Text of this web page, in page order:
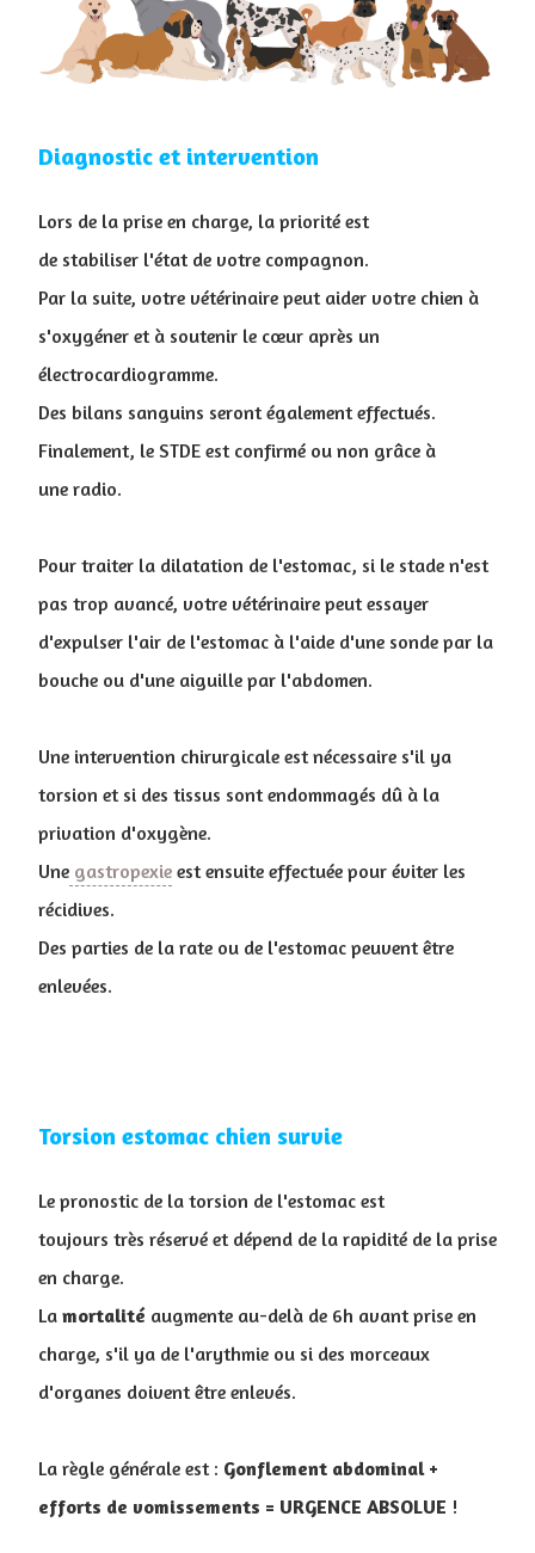
Diagnostic et intervention
Lors de la prise en charge, la priorité est
de stabiliser l'état de votre compagnon.
Par la suite, votre vétérinaire peut aider votre chien à
s'oxygéner et à soutenir le cœur après un
électrocardiogramme.
Des bilans sanguins seront également effectués.
Finalement, le STDE est confirmé ou non grâce à
une radio.
Pour traiter la dilatation de l'estomac, si le stade n'est
pas trop avancé, votre vétérinaire peut essayer
d'expulser l'air de l'estomac à l'aide d'une sonde par la
bouche ou d'une aiguille par l'abdomen.
Une intervention chirurgicale est nécessaire s'il ya
torsion et si des tissus sont endommagés dû à la
privation d'oxygène.
Une gastropexie est ensuite effectuée pour éviter les
récidives.
Des parties de la rate ou de l'estomac peuvent être
enlevées.
Torsion estomac chien survie
Le pronostic de la torsion de l'estomac est
toujours très réservé et dépend de la rapidité de la prise
en charge.
La mortalité augmente au-delà de 6h avant prise en
charge, s'il ya de l'arythmie ou si des morceaux
d'organes doivent être enlevés.
La règle générale est : Gonflement abdominal +
efforts de vomissements = URGENCE ABSOLUE !